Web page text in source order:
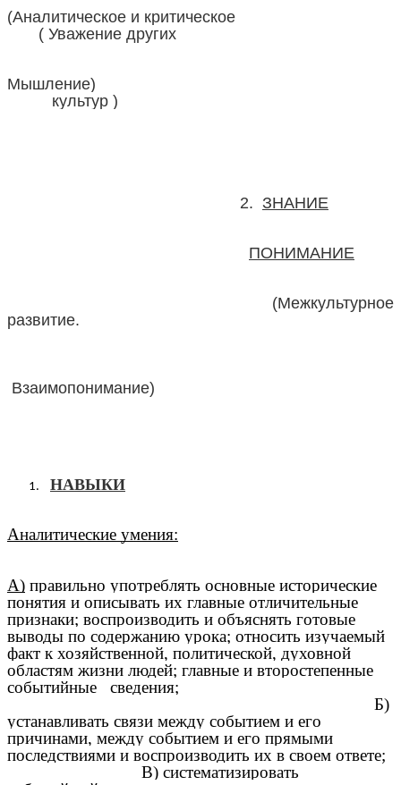
(Аналитическое и критическое
( Уважение других
Мышление)
культур )
2. ЗНАНИЕ
ПОНИМАНИЕ
(Межкультурное
развитие.
Взаимопонимание)
НАВЫКИ
Аналитические умения:
А) правильно употреблять основные исторические
понятия и описывать их главные отличительные
признаки; воспроизводить и объяснять готовые
выводы по содержанию урока; относить изучаемый
факт к хозяйственной, политической, духовной
областям жизни людей; главные и второстепенные
событийные сведения;
Б)
устанавливать связи между событием и его
причинами, между событием и его прямыми
последствиями и воспроизводить их в своем ответе;
В) систематизировать